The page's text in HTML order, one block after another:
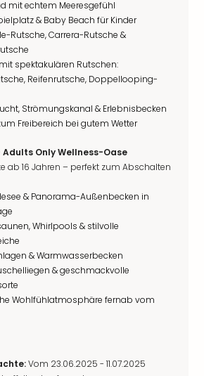
mit echtem Meeresgefühl
& Baby Beach für Kinder
Rutsche, Carrera-Rutsche &
spektakulären Rutschen:
Reifenrutsche, Doppellooping-
Strömungskanal & Erlebnisbecken
Freibereich bei gutem Wetter
Only Wellness-Oase
ab 16 Jahren – perfekt zum Abschalten
& Panorama-Außenbecken in
Whirlpools & stilvolle
& Warmwasserbecken
& geschmackvolle
Wohlfühlatmosphäre fernab vom
Vom 23.06.2025 - 11.07.2025